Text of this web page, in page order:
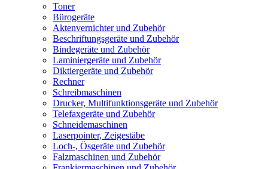
Toner
Bürogeräte
Aktenvernichter und Zubehör
Beschriftungsgeräte und Zubehör
Bindegeräte und Zubehör
Laminiergeräte und Zubehör
Diktiergeräte und Zubehör
Rechner
Schreibmaschinen
Drucker, Multifunktionsgeräte und Zubehör
Telefaxgeräte und Zubehör
Schneidemaschinen
Laserpointer, Zeigestäbe
Loch-, Ösgeräte und Zubehör
Falzmaschinen und Zubehör